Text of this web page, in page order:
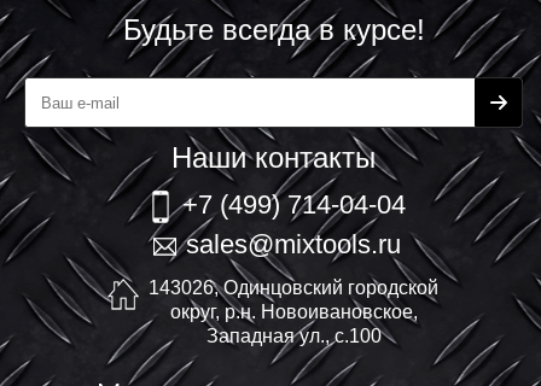
Будьте всегда в курсе!
Наши контакты
+7 (499) 714-04-04
sales@mixtools.ru
143026, Одинцовский городской
округ, р.н. Новоивановское,
Западная ул., с.100